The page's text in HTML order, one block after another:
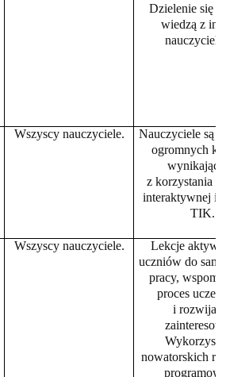
Dzielenie się
wiedzą z
Wszyscy nauczyciele.
Nauczyciele są
ogromnych
z korzystania z
interaktywnej i
TIK.
Wszyscy nauczyciele.
Lekcje
uczniów do
pracy,
proces
i
nowatorskich